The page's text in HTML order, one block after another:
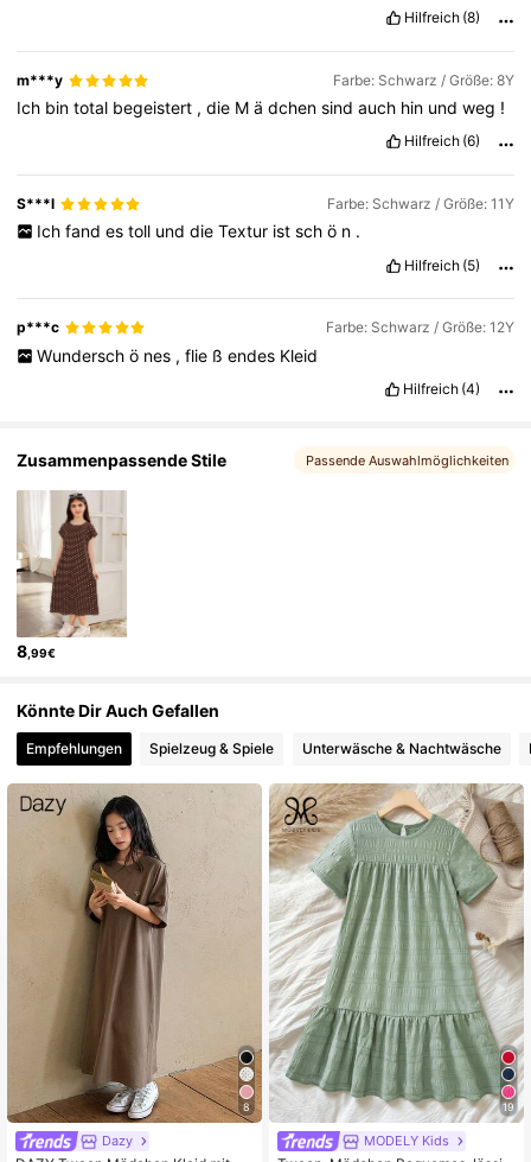
4,85
Hilfreich (8)
m***y Farbe: Schwarz / Größe: 8Y
Ich bintotal begeistert ,die Mädchensindauch hin undweg !
Hilfreich (6)
S***l Farbe: Schwarz / Größe: 11Y
Ich fand es toll und die Textur ist sch ö n .
Hilfreich (5)
p***c Farbe: Schwarz / Größe: 12Y
Wundersch ö nes , flie ß endes Kleid
Hilfreich (4)
Zusammenpassende Stile Passende Auswahlmöglichkeiten
8 ,99€
Könnte Dir Auch Gefallen
Empfehlungen Spielzeug & Spiele Unterwäsche & Nachtwäsche
8
Dazy
19
MODELY Kids